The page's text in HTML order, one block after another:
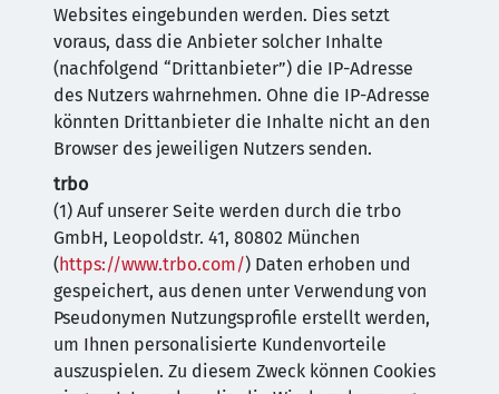
Websites eingebunden werden. Dies setzt
voraus, dass die Anbieter solcher Inhalte
(nachfolgend “Drittanbieter”) die IP-Adresse
des Nutzers wahrnehmen. Ohne die IP-Adresse
könnten Drittanbieter die Inhalte nicht an den
Browser des jeweiligen Nutzers senden.
trbo
(1) Auf unserer Seite werden durch die trbo
GmbH, Leopoldstr. 41, 80802 München
(https://www.trbo.com/) Daten erhoben und
gespeichert, aus denen unter Verwendung von
Pseudonymen Nutzungsprofile erstellt werden,
um Ihnen personalisierte Kundenvorteile
auszuspielen. Zu diesem Zweck können Cookies